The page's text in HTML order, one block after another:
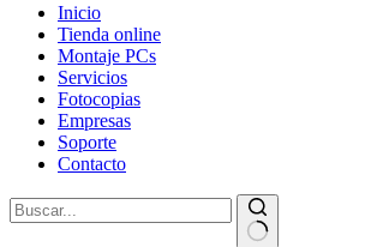
Inicio
Tienda online
Montaje PCs
Servicios
Fotocopias
Empresas
Soporte
Contacto